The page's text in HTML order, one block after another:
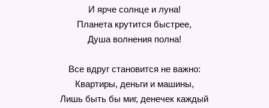
И ярче солнце и луна!
Планета крутится быстрее,
Душа волнения полна!
Все вдруг становится не важно:
Квартиры, деньги и машины,
Лишь быть бы миг, денечек каждый